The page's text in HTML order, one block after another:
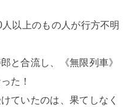
以上のもの人が行方不明
と合流し、《無限列車》
た！
ていたのは、果てしなく